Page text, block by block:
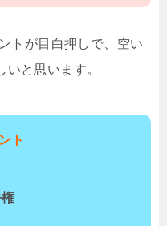
トが目白押しで、空い
と思います。
ト